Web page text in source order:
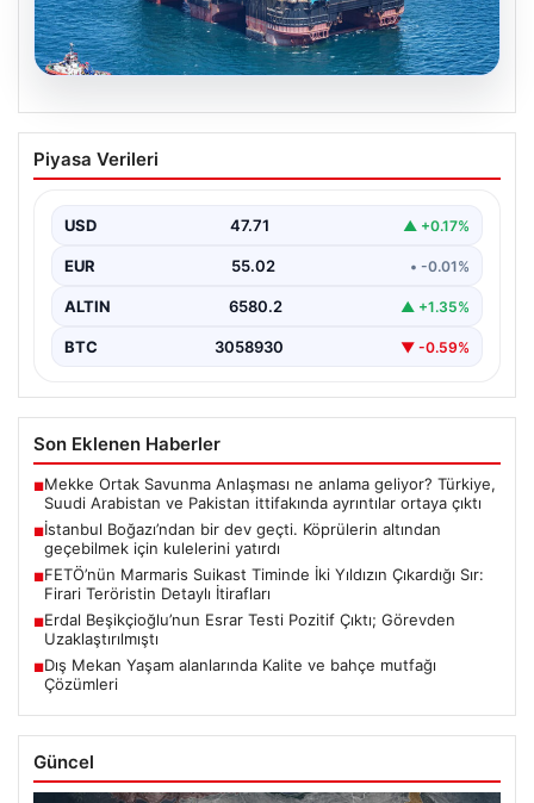
06.08.2026
İstanbul Boğazı’ndan bir dev geçti.
Köprülerin altından geçebilmek için
Piyasa Verileri
USD 47.71 ▲ +0.17%
EUR 55.02 • -0.01%
ALTIN 6580.2 ▲ +1.35%
BTC 3058930 ▼ -0.59%
Son Eklenen Haberler
■Mekke Ortak Savunma Anlaşması ne anlama geliyor? Türkiye,
Suudi Arabistan ve Pakistan ittifakında ayrıntılar ortaya çıktı
■İstanbul Boğazı’ndan bir dev geçti. Köprülerin altından
geçebilmek için kulelerini yatırdı
■FETÖ’nün Marmaris Suikast Timinde İki Yıldızın Çıkardığı Sır:
Firari Teröristin Detaylı İtirafları
■Erdal Beşikçioğlu’nun Esrar Testi Pozitif Çıktı; Görevden
Uzaklaştırılmıştı
■Dış Mekan Yaşam alanlarında Kalite ve bahçe mutfağı
Çözümleri
Güncel